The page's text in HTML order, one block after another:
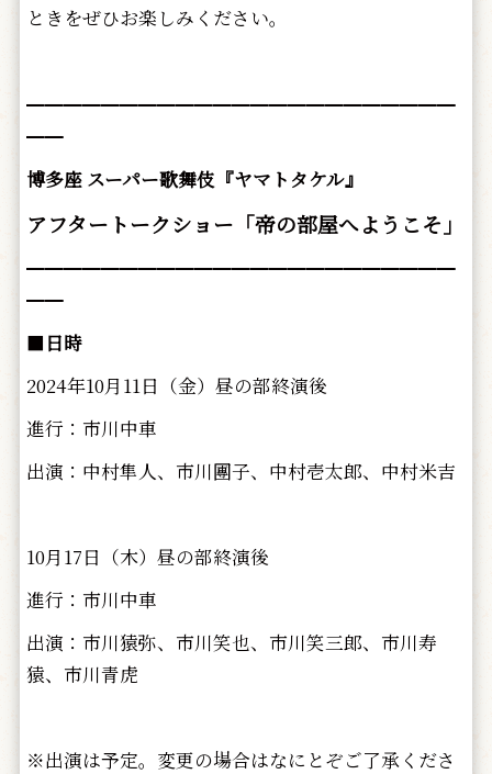
ときをぜひお楽しみください。
━━━━━━━━━━━━━━━━━━━━━━━
━━
博多座 スーパー歌舞伎『ヤマトタケル』
アフタートークショー「帝の部屋へようこそ」
━━━━━━━━━━━━━━━━━━━━━━━
━━
■ 日時
2024年10月11日（金）昼の部終演後
進行：市川中車
出演：中村隼人、市川團子、中村壱太郎、中村米吉
10月17日（木）昼の部終演後
進行：市川中車
出演：市川猿弥、市川笑也、市川笑三郎、市川寿
猿、市川青虎
※出演は予定。変更の場合はなにとぞご了承くださ